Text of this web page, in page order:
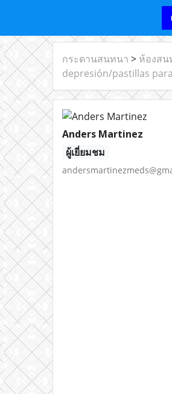
กระดานสนทนา > ห้องส
depresión/pastillas
Anders Martinez
ผู้เยี่ยมชม